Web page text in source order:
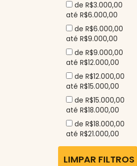
de R$3.000,00
até R$6.000,00
de R$6.000,00
até R$9.000,00
de R$9.000,00
até R$12.000,00
de R$12.000,00
até R$15.000,00
de R$15.000,00
até R$18.000,00
de R$18.000,00
até R$21.000,00
LIMPAR FILTROS